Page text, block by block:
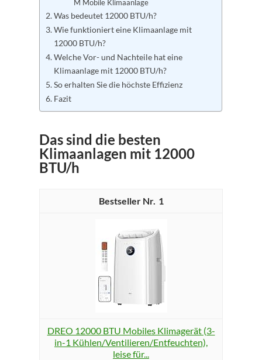
M Mobile Klimaanlage
Was bedeutet 12000 BTU/h?
Wie funktioniert eine Klimaanlage mit
12000 BTU/h?
Welche Vor- und Nachteile hat eine
Klimaanlage mit 12000 BTU/h?
So erhalten Sie die höchste Effizienz
Fazit
Das sind die besten
Klimaanlagen mit 12000
BTU/h
1
DREO 12000 BTU Mobiles Klimagerät (3-
in-1 Kühlen/Ventilieren/Entfeuchten),
leise für...